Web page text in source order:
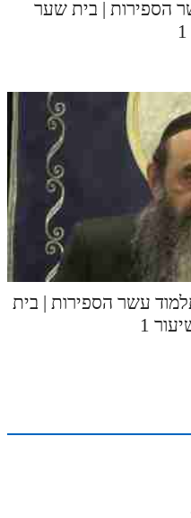
הספירות | בית שער
עשר הספירות | בית
1